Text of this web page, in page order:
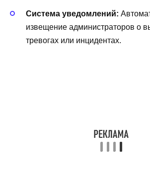
Система уведомлений:
извещение администраторов о
тревогах или инцидентах.